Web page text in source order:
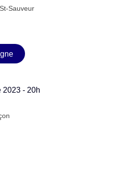
Sauveur
2023 - 20h